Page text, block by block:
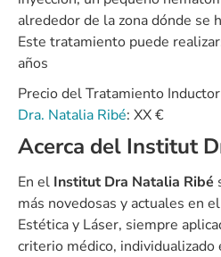
alrededor de la zona dónde se
Este tratamiento puede
años
Precio del Tratamiento
Dra. Natalia Ribé: XX €
Acerca del Institut
En el Institut Dra Natalia Ribé
más novedosas y actuales en
Estética y Láser, siempre
criterio médico, individualizado